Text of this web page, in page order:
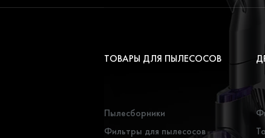
ТОВАРЫ ДЛЯ ПЫЛЕСОСОВ
Пылесборники
Фильтры для пылесосов